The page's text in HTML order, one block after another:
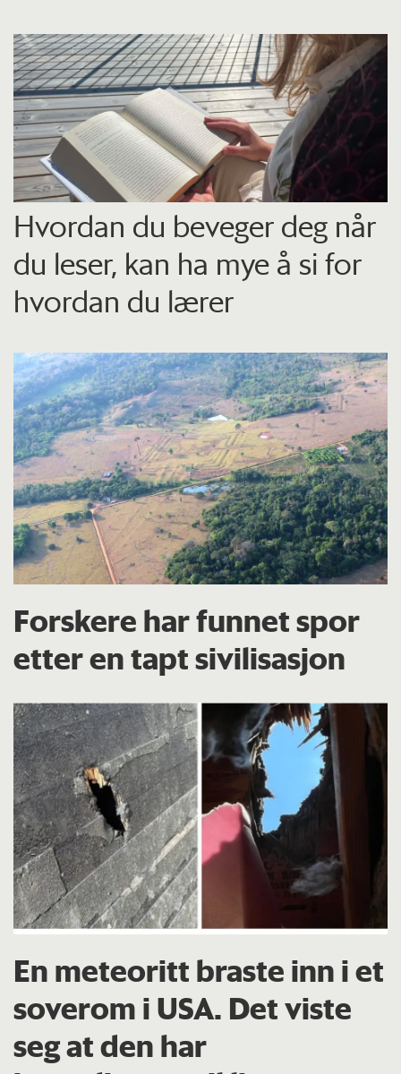
Hvordan du beveger deg når
du leser, kan ha mye å si for
hvordan du lærer
Forskere har funnet spor
etter en tapt sivilisasjon
En meteoritt braste inn i et
soverom i USA. Det viste
seg at den har